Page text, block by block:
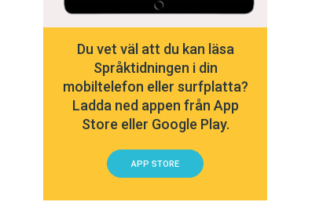
Du vet väl att du kan läsa
Språktidningen i din
mobiltelefon eller surfplatta?
Ladda ned appen från App
Store eller Google Play.
APP STORE